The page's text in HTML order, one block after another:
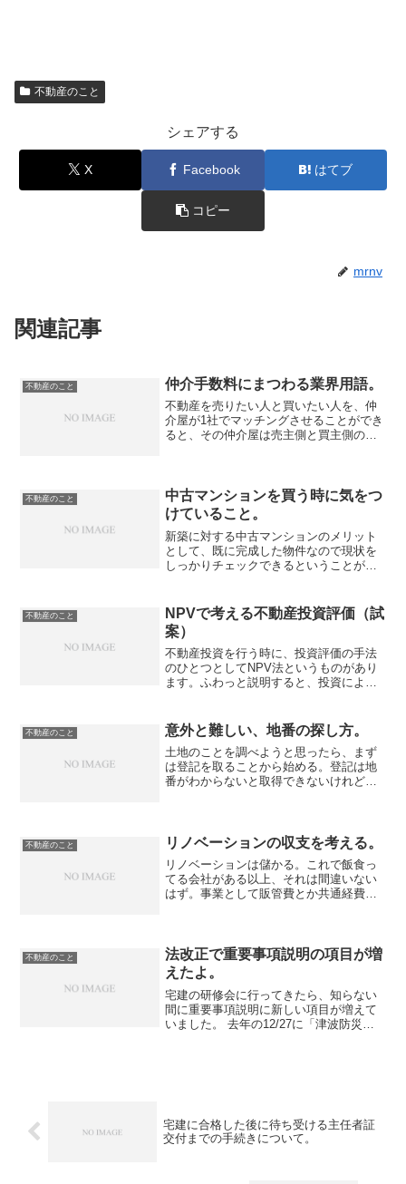
不動産のこと
シェアする
X Facebook はてブ
コピー
mrnv
関連記事
不動産のこと 仲介手数料にまつわる業界用語。
不動産を売りたい人と買いたい人を、仲
介屋が1社でマッチングさせることができ
ると、その仲介屋は売主側と買主側の両
使って別の仲介屋が買主を...
不動産のこと
中古マンションを買う時に気をつ
けていること。
新築に対する中古マンションのメリット
として、既に完成した物件なので現状を
しっかりチェックできるということがあ
して無くて、どんなリフォームが可能
か、不可能かという点に重き...
不動産のこと
NPVで考える不動産投資評価（試
案）
不動産投資を行う時に、投資評価の手法
のひとつとしてNPV法というものがあり
ます。ふわっと説明すると、投資によっ
かるので、将来の収益は調達コスト分を
考慮して現在の価値に割...
不動産のこと 意外と難しい、地番の探し方。
土地のことを調べようと思ったら、まず
は登記を取ることから始める。登記は地
番がわからないと取得できないけれど、
てものでもない。最初は試...
不動産のこと リノベーションの収支を考える。
リノベーションは儲かる。これで飯食っ
てる会社がある以上、それは間違いない
はず。事業として販管費とか共通経費と
ベーションした後の価格に...
不動産のこと
法改正で重要事項説明の項目が増
えたよ。
宅建の研修会に行ってきたら、知らない
間に重要事項説明に新しい項目が増えて
いました。 去年の12/27に「津波防災地
宅建に合格した後に待ち受ける主任者証
交付までの手続きについて。